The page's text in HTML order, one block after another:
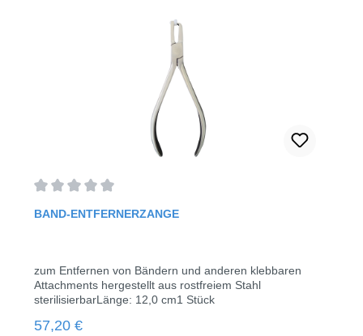
BAND-ENTFERNERZANGE
zum Entfernen von Bändern und anderen klebbaren
Attachments hergestellt aus rostfreiem Stahl
sterilisierbarLänge: 12,0 cm1 Stück
Regulärer Preis:
57,20 €